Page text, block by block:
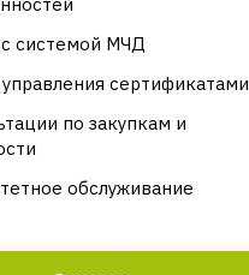
системой МЧД
сертификатами
по закупкам и
обслуживание